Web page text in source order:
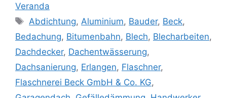
Veranda
Schlagwörter
Abdichtung, Aluminium, Bauder, Beck,
Bedachung, Bitumenbahn, Blech, Blecharbeiten,
Dachdecker, Dachentwässerung,
Dachsanierung, Erlangen, Flaschner,
Flaschnerei Beck GmbH & Co. KG,